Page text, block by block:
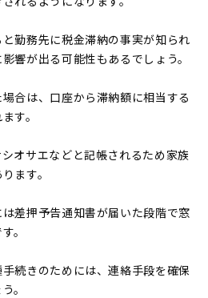
勤務先に税金滞納の事実が知られ
響が出る可能性もあるでしょう。
合は、口座から滞納額に相当する
す。
オサエなどと記帳されるため家族
ます。
差押予告通知書が届いた段階で窓
。
続きのためには、連絡手段を確保
。